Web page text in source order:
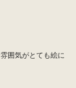
囲気がとても絵に